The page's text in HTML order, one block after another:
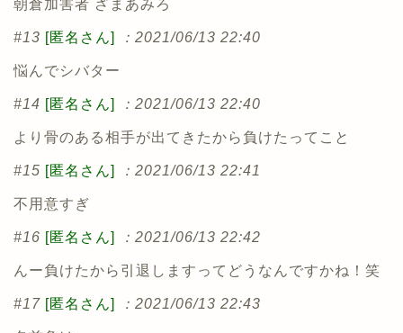
朝倉加害者 ざまあみろ
#13 [匿名さん] ：2021/06/13 22:40
悩んでシバター
#14 [匿名さん] ：2021/06/13 22:40
より骨のある相手が出てきたから負けたってこと
#15 [匿名さん] ：2021/06/13 22:41
不用意すぎ
#16 [匿名さん] ：2021/06/13 22:42
んー負けたから引退しますってどうなんですかね！笑
#17 [匿名さん] ：2021/06/13 22:43